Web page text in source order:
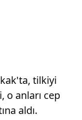
tilkiyi
o anları cep
aldı.